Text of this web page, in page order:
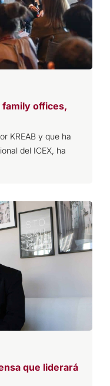
family offices,
KREAB y que ha
del ICEX, ha
que liderará